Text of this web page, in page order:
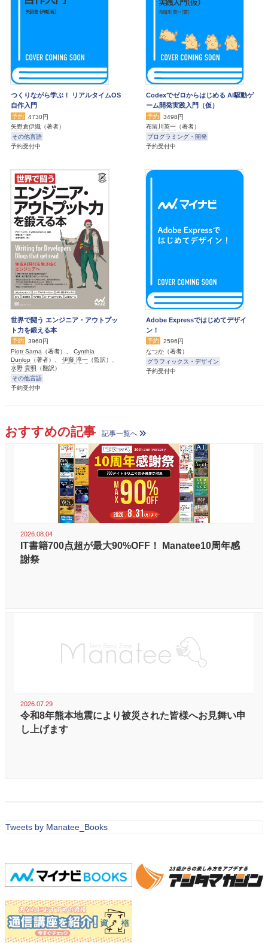
つくりながら学ぶ！ リアルタイムOS
自作入門
予約
4730円
矢野倉伊織 （著者）
その他言語
予約受付中
Codexでゼロからはじめる AI駆動ゲ
ーム開発実践入門（仮）
予約
3498円
布留川英一 （著者）
プログラミング・開発
予約受付中
世界で闘う エンジニア・アウトプッ
ト力を鍛える本
予約
3960円
Piotr Sarna （著者）、 Cynthia
Dunlop （著者）、 伊藤 淳一 （監訳）、
水野 貴明 （翻訳）
その他言語
予約受付中
Adobe Expressではじめてデザイ
ン！
予約
2596円
なつか （著者）
グラフィックス・デザイン
予約受付中
おすすめの記事 記事一覧へ
2026.08.04
IT書籍700点超が最大90%OFF！ Manatee10周年感
謝祭
2026.07.29
令和8年熊本地震により被災された皆様へお見舞い申
し上げます
Tweets by Manatee_Books